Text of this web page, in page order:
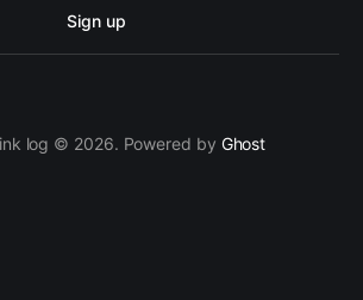
Sign up
log © 2026. Powered by Ghost